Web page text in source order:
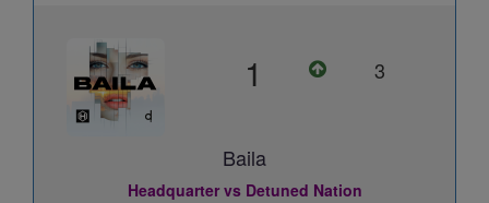
1 3
Baila
Headquarter vs Detuned Nation